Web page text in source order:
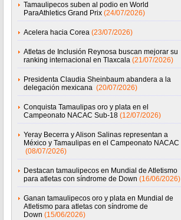
Tamaulipecos suben al podio en World
ParaAthletics Grand Prix (24/07/2026)
Acelera hacia Corea (23/07/2026)
Atletas de Inclusión Reynosa buscan mejorar su
ranking internacional en Tlaxcala (21/07/2026)
Presidenta Claudia Sheinbaum abandera a la
delegación mexicana (20/07/2026)
Conquista Tamaulipas oro y plata en el
Campeonato NACAC Sub-18 (12/07/2026)
Yeray Becerra y Alison Salinas representan a
México y Tamaulipas en el Campeonato NACAC
(08/07/2026)
Destacan tamaulipecos en Mundial de Atletismo
para atletas con síndrome de Down (16/06/2026)
Ganan tamaulipecos oro y plata en Mundial de
Atletismo para atletas con síndrome de
Down (15/06/2026)